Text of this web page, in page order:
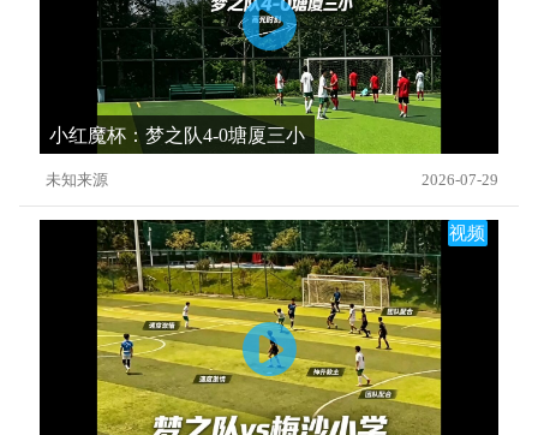
小红魔杯：梦之队4-0塘厦三小
未知来源 2026-07-29
视频